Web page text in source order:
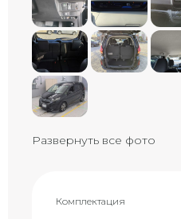
Развернуть все фото
Комплектация